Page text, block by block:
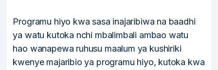
Programu hiyo kwa sasa inajaribiwa na baadhi
ya watu kutoka nchi mbalimbali ambao watu
hao wanapewa ruhusu maalum ya kushiriki
kwenye majaribio ya programu hiyo, kutoka kwa